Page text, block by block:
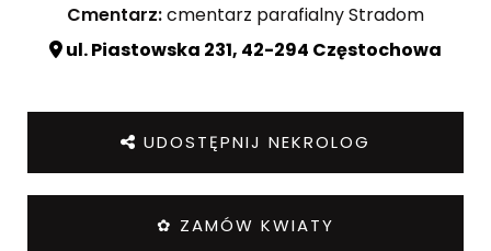
Cmentarz:cmentarz parafialny Stradom
ul. Piastowska 231, 42-294 Częstochowa
UDOSTĘPNIJ NEKROLOG
✿ ZAMÓW KWIATY